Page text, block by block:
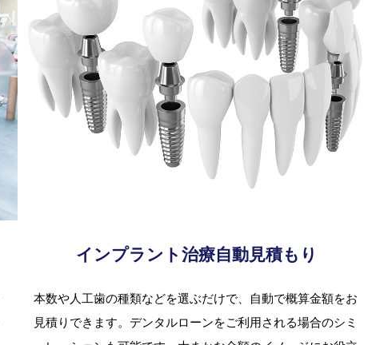
インプラント治療自動見積もり
本数や人工歯の種類などを選ぶだけで、自動で概算金額をお
見積りできます。デンタルローンをご利用される場合のシミ